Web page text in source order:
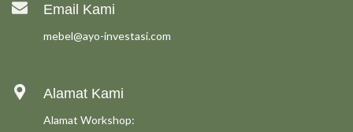
Email Kami
mebel@ayo-investasi.com
Alamat Kami
Alamat Workshop: